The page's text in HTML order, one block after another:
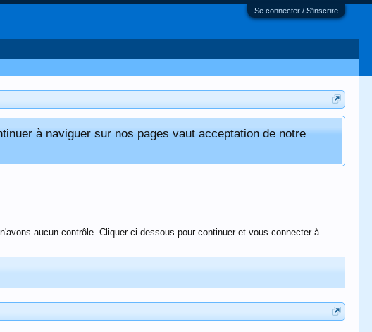
Se connecter / S'inscrire
à naviguer sur nos pages vaut acceptation de notre
aucun contrôle. Cliquer ci-dessous pour continuer et vous connecter à